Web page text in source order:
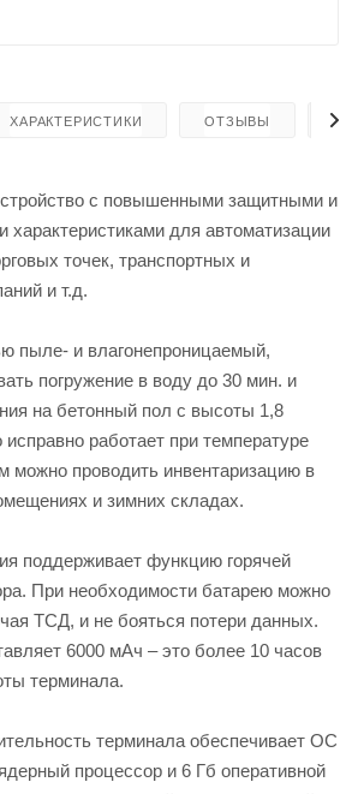
ХАРАКТЕРИСТИКИ ОТЗЫВЫ
с повышенными защитными и
характеристиками для автоматизации
точек, транспортных и
и т.д.
пыле- и влагонепроницаемый,
погружение в воду до 30 мин. и
на бетонный пол с высоты 1,8
исправно работает при температуре
проводить инвентаризацию в
и зимних складах.
поддерживает функцию горячей
При необходимости батарею можно
ТСД, и не бояться потери данных.
6000 мАч – это более 10 часов
терминала.
терминала обеспечивает ОС
процессор и 6 Гб оперативной